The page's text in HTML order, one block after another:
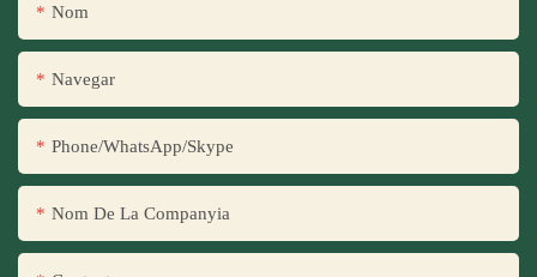
Nom
Navegar
Phone/WhatsApp/Skype
Nom De La Companyia